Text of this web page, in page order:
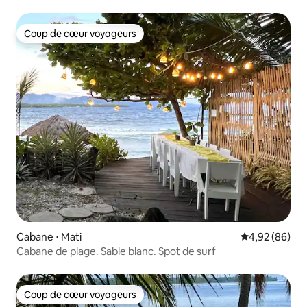
Coup de cœur voyageurs
Coup de cœur voyageurs
Cabane ⋅ Mati Évaluation
4,92 (86)
Cabane de plage. Sable blanc. Spot de surf
Coup de cœur voyageurs
Coup de cœur voyageurs